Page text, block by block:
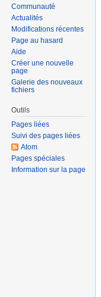
Communauté
Actualités
Modifications récentes
Page au hasard
Aide
Créer une nouvelle
page
Galerie des nouveaux
fichiers
Outils
Pages liées
Suivi des pages liées
Atom
Pages spéciales
Information sur la page